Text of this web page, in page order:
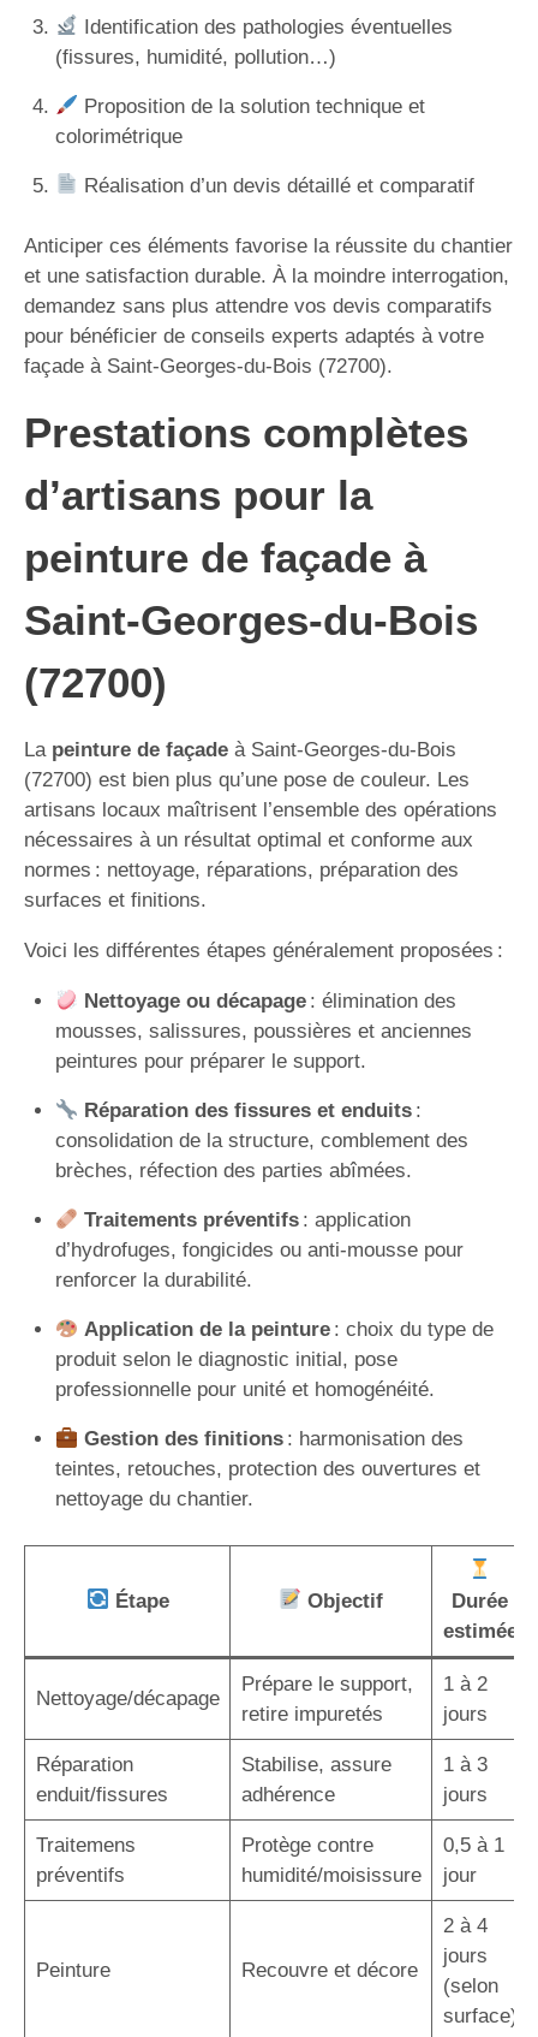
Identification des pathologies éventuelles
(fissures, humidité, pollution…)
Proposition de la solution technique et
colorimétrique
Réalisation d’un devis détaillé et comparatif
Anticiper ces éléments favorise la réussite du chantier
et une satisfaction durable. À la moindre interrogation,
demandez sans plus attendre vos devis comparatifs
pour bénéficier de conseils experts adaptés à votre
façade à Saint-Georges-du-Bois (72700).
Prestations complètes
d’artisans pour la
peinture de façade à
Saint-Georges-du-Bois
(72700)
La peinture de façade à Saint-Georges-du-Bois
(72700) est bien plus qu’une pose de couleur. Les
artisans locaux maîtrisent l’ensemble des opérations
nécessaires à un résultat optimal et conforme aux
normes : nettoyage, réparations, préparation des
surfaces et finitions.
Voici les différentes étapes généralement proposées :
Nettoyage ou décapage: élimination des
mousses, salissures, poussières et anciennes
peintures pour préparer le support.
Réparation des fissures et enduits:
consolidation de la structure, comblement des
brèches, réfection des parties abîmées.
Traitements préventifs: application
d’hydrofuges, fongicides ou anti-mousse pour
renforcer la durabilité.
Application de la peinture: choix du type de
produit selon le diagnostic initial, pose
professionnelle pour unité et homogénéité.
Gestion des finitions: harmonisation des
teintes, retouches, protection des ouvertures et
nettoyage du chantier.
Étape Objectif
Durée
estimée
Nettoyage/décapage
Prépare le support,
retire impuretés
1 à 2
jours
Réparation
enduit/fissures
Stabilise, assure
adhérence
1 à 3
jours
Traitemens
préventifs
Protège contre
humidité/moisissure
0,5 à 1
jour
Peinture Recouvre et décore
2 à 4
jours
(selon
surface)